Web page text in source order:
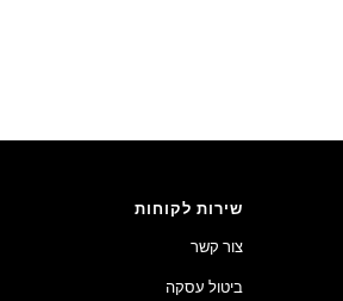
שירות לקוחות
צור קשר
ביטול עסקה